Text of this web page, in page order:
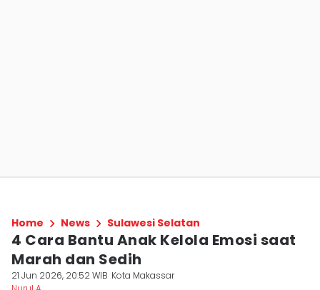
Home News Sulawesi Selatan
4 Cara Bantu Anak Kelola Emosi saat
Marah dan Sedih
21 Jun 2026, 20:52 WIB Kota Makassar